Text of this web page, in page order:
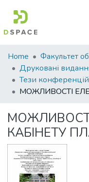
Communities
&
Collections
All of DSpace
Statistics
Home
КАБІНЕТУ